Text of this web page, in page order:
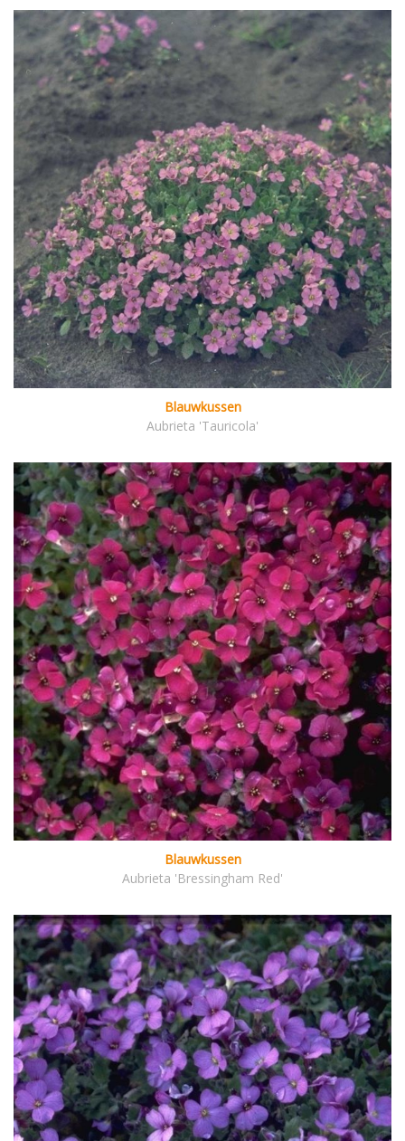
Blauwkussen
Aubrieta 'Tauricola'
Blauwkussen
Aubrieta 'Bressingham Red'